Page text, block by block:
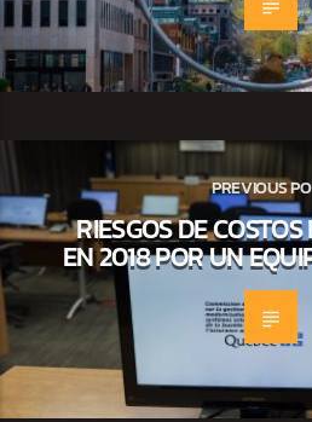
PREVIOUS
RIESGOS DE
EN 2018 POR UN